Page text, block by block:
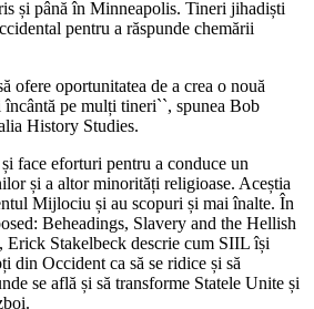
și până în Minneapolis. Tineri jihadiști
pentru a răspunde chemării
ofere oportunitatea de a crea o nouă
încântă pe mulți tineri``, spunea Bob
History Studies.
face eforturi pentru a conduce un
și a altor minorități religioase. Aceștia
Mijlociu și au scopuri și mai înalte. În
Beheadings, Slavery and the Hellish
, Erick Stakelbeck descrie cum SIIL își
din Occident ca să se ridice și să
se află și să transforme Statele Unite și